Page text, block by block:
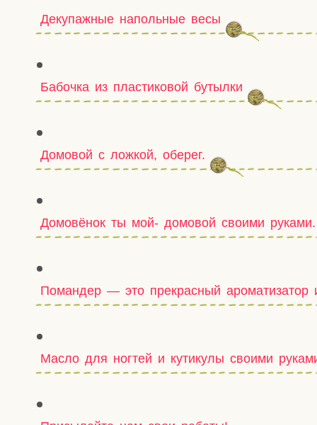
Декупажные напольные весы
Бабочка из пластиковой бутылки
Домовой с ложкой, оберег.
Домовёнок ты мой- домовой своими руками.
Помандер — это прекрасный ароматизатор
Масло для ногтей и кутикулы своими